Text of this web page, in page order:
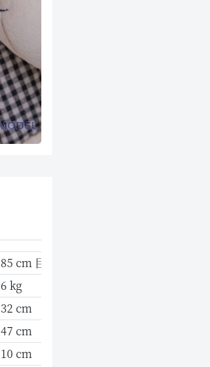
85 cm 巨乳
6 kg
32 cm
47 cm
10 cm